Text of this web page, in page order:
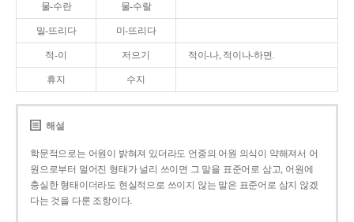
물-수란 물-수랄
밀-뜨리다 미-뜨리다
적-이 저으기 적이-나, 적이나-하면.
휴지 수지
해설
학문적으로는 어원이 밝혀져 있더라도 언중의 어원 의식이 약해져서 어
원으로부터 멀어진 형태가 널리 쓰이면 그 말을 표준어로 삼고, 어원에
충실한 형태이더라도 현실적으로 쓰이지 않는 말은 표준어로 삼지 않겠
다는 것을 다룬 조항이다.